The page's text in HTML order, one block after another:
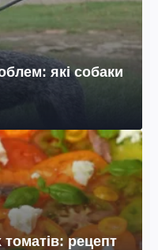
які собаки
рецепт